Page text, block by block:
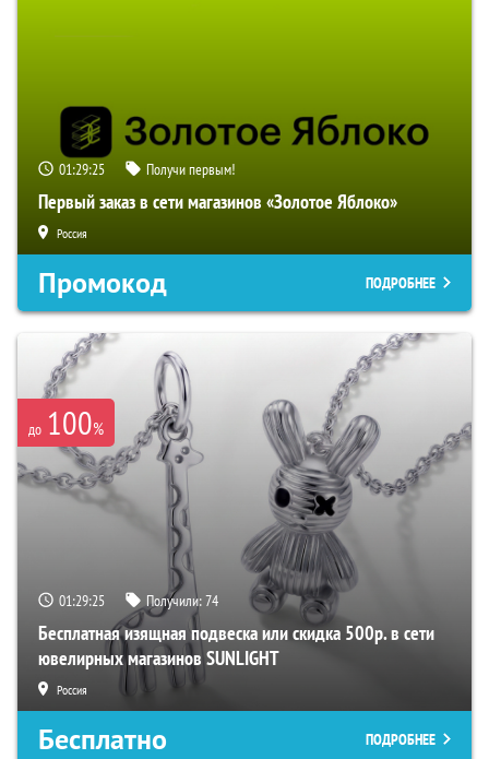
01:29:24 Получи первым!
Первый заказ в сети магазинов «Золотое Яблоко»
Россия
Промокод ПОДРОБНЕЕ
до 100%
01:29:24 Получили:74
Бесплатная изящная подвеска или скидка 500р. в сети
ювелирных магазинов SUNLIGHT
Россия
Бесплатно ПОДРОБНЕЕ